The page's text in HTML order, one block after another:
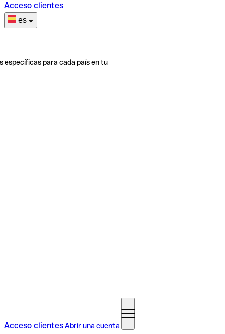
Acceso clientes
es
específicas para cada país en tu
Acceso clientesAbrir una cuenta